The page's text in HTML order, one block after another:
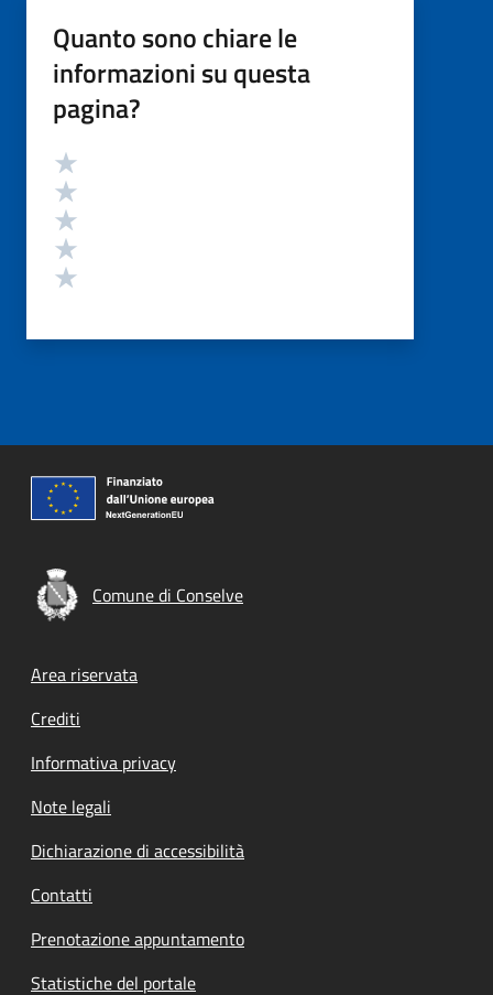
Quanto sono chiare le
informazioni su questa
pagina?
Valutazione
Comune di Conselve
Footer menu
Area riservata
Crediti
Informativa privacy
Note legali
Dichiarazione di accessibilità
Contatti
Prenotazione appuntamento
Statistiche del portale